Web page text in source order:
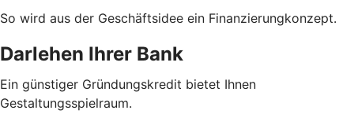
So wird aus der Geschäftsidee ein Finanzierungkonzept.
Darlehen Ihrer Bank
Ein günstiger Gründungskredit bietet Ihnen
Gestaltungsspielraum.